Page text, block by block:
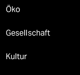
Öko
Gesellschaft
Kultur